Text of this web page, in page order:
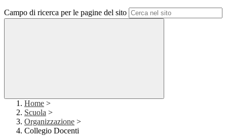
Campo di ricerca per le pagine del sito
Home >
Scuola >
Organizzazione >
Collegio Docenti